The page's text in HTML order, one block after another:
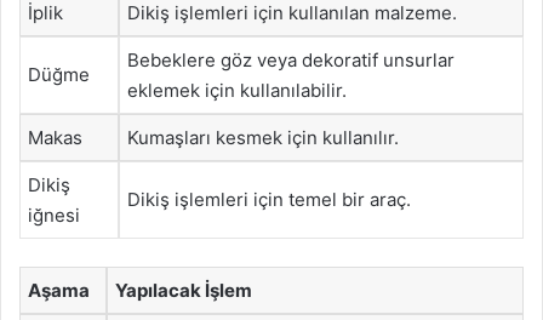
İplik Dikiş işlemleri için kullanılan malzeme.
Düğme
Bebeklere göz veya dekoratif unsurlar
eklemek için kullanılabilir.
Makas Kumaşları kesmek için kullanılır.
Dikiş
iğnesi
Dikiş işlemleri için temel bir araç.
Aşama Yapılacak İşlem